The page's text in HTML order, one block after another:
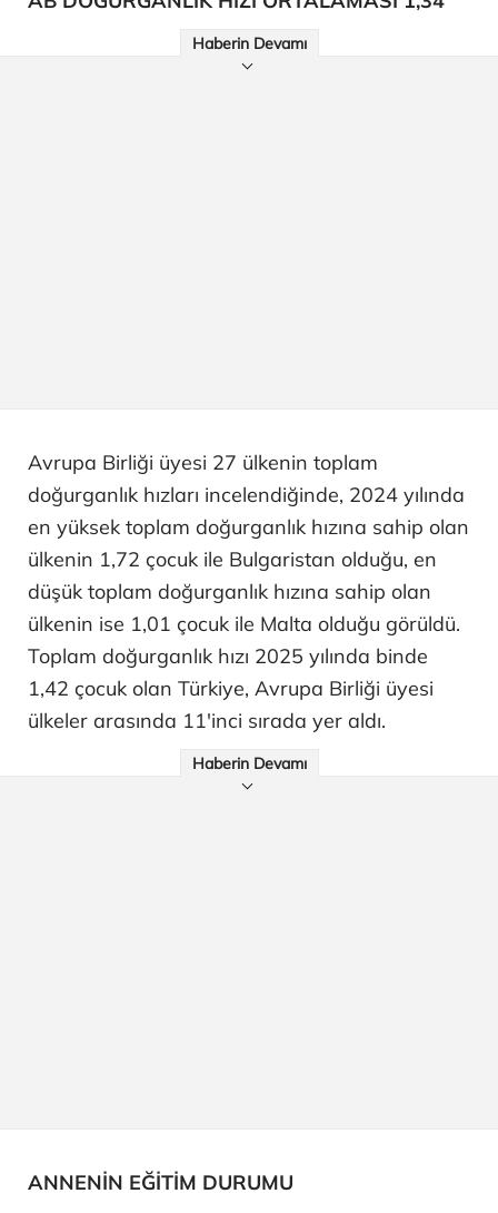
Haberin Devamı
Avrupa Birliği üyesi 27 ülkenin toplam
doğurganlık hızları incelendiğinde, 2024 yılında
en yüksek toplam doğurganlık hızına sahip olan
ülkenin 1,72 çocuk ile Bulgaristan olduğu, en
düşük toplam doğurganlık hızına sahip olan
ülkenin ise 1,01 çocuk ile Malta olduğu görüldü.
Toplam doğurganlık hızı 2025 yılında binde
1,42 çocuk olan Türkiye, Avrupa Birliği üyesi
ülkeler arasında 11'inci sırada yer aldı.
Haberin Devamı
ANNENİN EĞİTİM DURUMU